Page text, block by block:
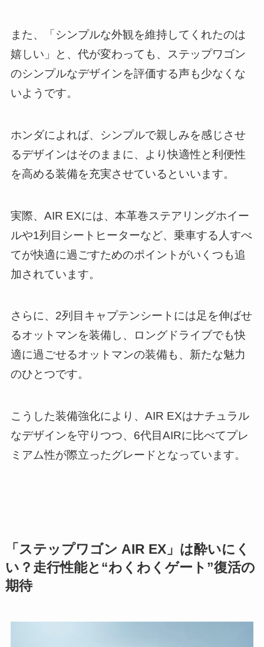
また、「シンプルな外観を維持してくれたのは
嬉しい」と、代が変わっても、ステップワゴン
のシンプルなデザインを評価する声も少なくな
いようです。
ホンダによれば、シンプルで親しみを感じさせ
るデザインはそのままに、より快適性と利便性
を高める装備を充実させているといいます。
実際、AIR EXには、本革巻ステアリングホイー
ルや1列目シートヒーターなど、乗車する人すべ
てが快適に過ごすためのポイントがいくつも追
加されています。
さらに、2列目キャプテンシートには足を伸ばせ
るオットマンを装備し、ロングドライブでも快
適に過ごせるオットマンの装備も、新たな魅力
のひとつです。
こうした装備強化により、AIR EXはナチュラル
なデザインを守りつつ、6代目AIRに比べてプレ
ミアム性が際立ったグレードとなっています。
「ステップワゴン AIR EX」は酔いにく
い？走行性能と“わくわくゲート”復活の
期待